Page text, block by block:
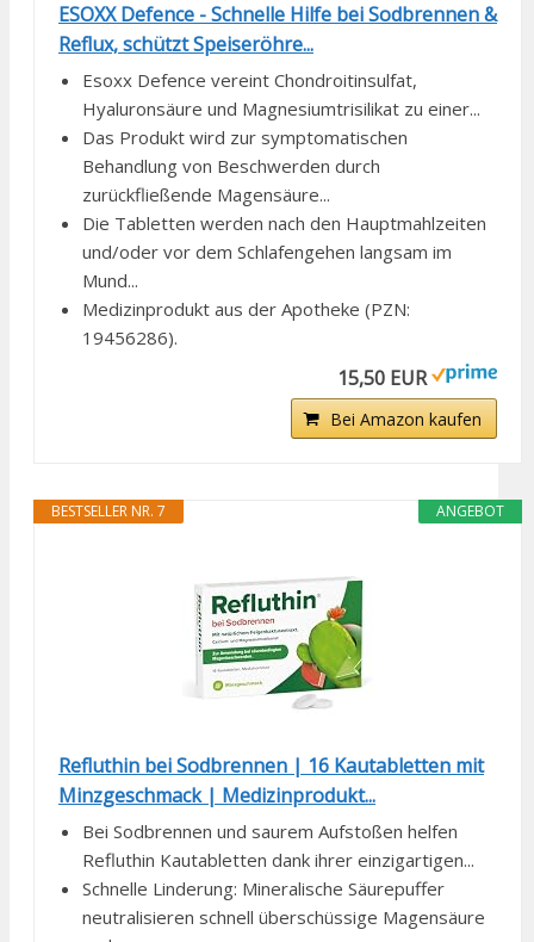
ESOXX Defence - Schnelle Hilfe bei Sodbrennen &
Reflux, schützt Speiseröhre...
Esoxx Defence vereint Chondroitinsulfat,
Hyaluronsäure und Magnesiumtrisilikat zu einer...
Das Produkt wird zur symptomatischen
Behandlung von Beschwerden durch
zurückfließende Magensäure...
Die Tabletten werden nach den Hauptmahlzeiten
und/oder vor dem Schlafengehen langsam im
Mund...
Medizinprodukt aus der Apotheke (PZN:
19456286).
15,50 EUR
Bei Amazon kaufen
ANGEBOT
BESTSELLER NR. 7
Refluthin bei Sodbrennen | 16 Kautabletten mit
Minzgeschmack | Medizinprodukt...
Bei Sodbrennen und saurem Aufstoßen helfen
Refluthin Kautabletten dank ihrer einzigartigen...
Schnelle Linderung: Mineralische Säurepuffer
neutralisieren schnell überschüssige Magensäure